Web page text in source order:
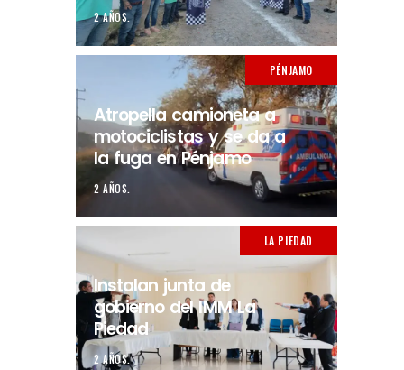
2 AÑOS.
PÉNJAMO
Atropella camioneta a
motociclistas y se da a
la fuga en Pénjamo
2 AÑOS.
LA PIEDAD
Instalan junta de
gobierno del IMM La
Piedad
2 AÑOS.